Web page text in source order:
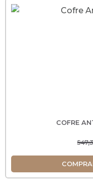
COFRE